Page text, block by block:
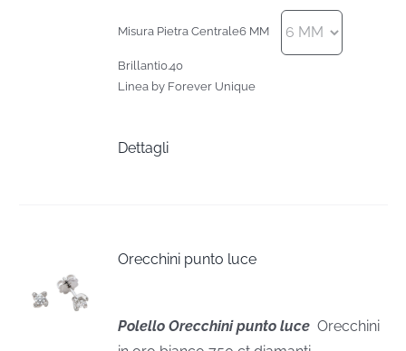
Misura Pietra Centrale6 MM
Brillanti0.40
Linea by Forever Unique
Dettagli
Orecchini punto luce
Polello Orecchini punto luce Orecchini